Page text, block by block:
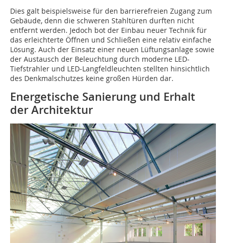
Dies galt beispielsweise für den barrierefreien Zugang zum
Gebäude, denn die schweren Stahltüren durften nicht
entfernt werden. Jedoch bot der Einbau neuer Technik für
das erleichterte Öffnen und Schließen eine relativ einfache
Lösung. Auch der Einsatz einer neuen Lüftungsanlage sowie
der Austausch der Beleuchtung durch moderne LED-
Tiefstrahler und LED-Langfeldleuchten stellten hinsichtlich
des Denkmalschutzes keine großen Hürden dar.
Energetische Sanierung und Erhalt
der Architektur